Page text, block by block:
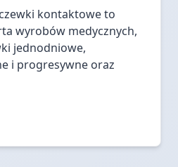
kontaktowe to
wyrobów medycznych,
jednodniowe,
i progresywne oraz